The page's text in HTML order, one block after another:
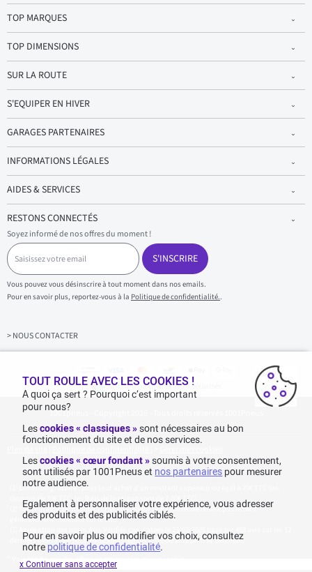
TOP MARQUES
TOP DIMENSIONS
SUR LA ROUTE
S'EQUIPER EN HIVER
GARAGES PARTENAIRES
INFORMATIONS LÉGALES
AIDES & SERVICES
RESTONS CONNECTÉS
Soyez informé de nos offres du moment !
S
a
i
s
i
s
z
v
S'INSCRIRE
Vous pouvez vous désinscrire à tout moment dans nos emails.
Pour en savoir plus, reportez-vous à la Politique de confidentialité..
> NOUS CONTACTER
Achats & paiements 100% sécurisés
1001pneus - Copyright 2026 - Tous droits réservés 1001Pneus
Livraison gratuite : pour tout achat d'un montant supérieur ou égal à 70€ TTC (en-
dessous de 70€ TTC, les frais de livraison sont de 7,90€ TTC).
Tarif catalogue manufacturier en vigueur non remisé. Ne reflète pas le tarif
généralement constaté sur le site.
Agrégation des notes Avis Vérifiés constatées le 23/02/2026 basé sur 468 avis sur les 12
derniers mois et un total de 623 avis depuis le 03/06/2022 pour la Belgique.
* Voir conditions des offres commerciales en
TOUT ROULE AVEC LES COOKIES !
A quoi ça sert ? Pourquoi c’est important
pour nous?
Lescookies « classiques »sont nécessaires au bon
fonctionnement du site et de nos services.
Lescookies « cœur fondant » soumis à votre consentement,
sont utilisés par 1001Pneus et nos partenaires pour mesurer
notre audience.
Egalement à personnaliser votre expérience, vous adresser
des produits et des publicités ciblés.
Pour en savoir plus ou modifier vos choix, consultez
notre politique de confidentialité.
x Continuer sans accepter